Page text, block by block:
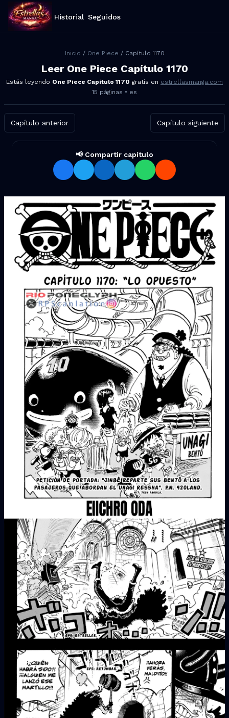
Historial Seguidos
Inicio / One Piece / Capítulo 1170
Leer One PieceCapítulo 1170
Estás leyendo One Piece Capítulo 1170 gratis en estrellasmanga.com
15 páginas • es
Capítulo anterior Capítulo siguiente
📢 Compartir capítuloCompartir One Piece